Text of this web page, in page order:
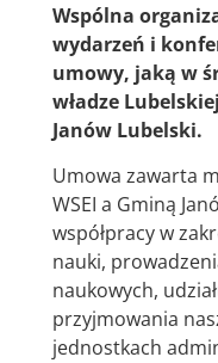
Wspólna
wydarzeń i
umowy, jaką w
władze
Janów Lubelski.
Umowa zawarta
WSEI a Gminą
współpracy w
nauki,
naukowych,
przyjmowania
jednostkach